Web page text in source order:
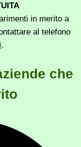
in merito a
al telefono
.
che